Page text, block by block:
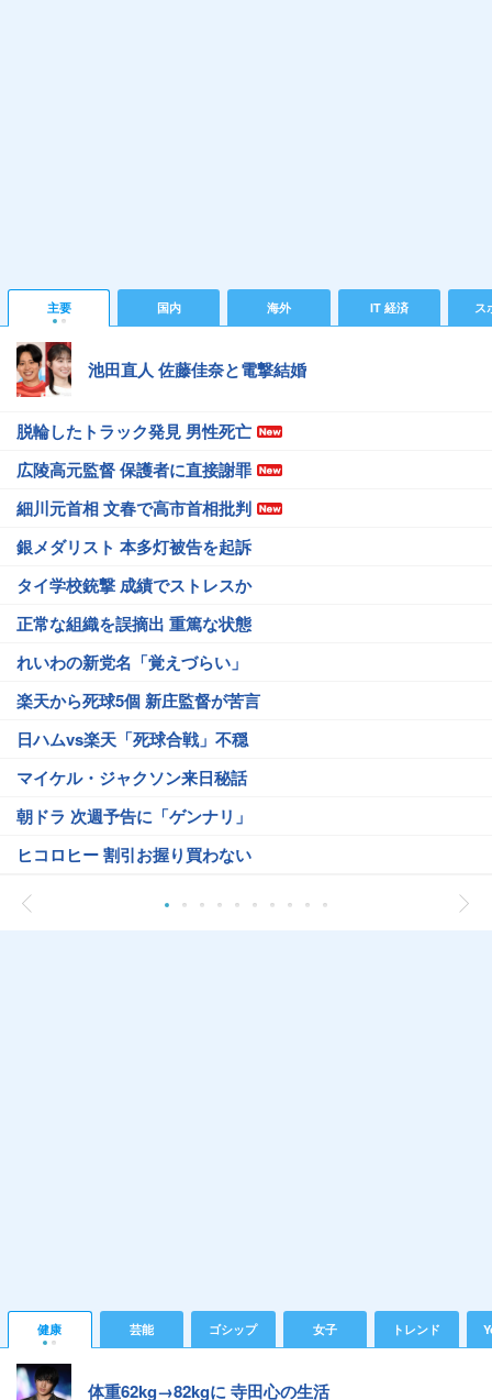
主要 国内 海外 IT 経済 ス
池田直人 佐藤佳奈と電撃結婚
脱輪したトラック発見 男性死亡
広陵高元監督 保護者に直接謝罪
細川元首相 文春で高市首相批判
銀メダリスト 本多灯被告を起訴
タイ学校銃撃 成績でストレスか
正常な組織を誤摘出 重篤な状態
れいわの新党名「覚えづらい」
楽天から死球5個 新庄監督が苦言
日ハムvs楽天「死球合戦」不穏
マイケル・ジャクソン来日秘話
朝ドラ 次週予告に「ゲンナリ」
ヒコロヒー 割引お握り買わない
健康 芸能 ゴシップ 女子 トレンド
体重62kg→82kgに 寺田心の生活